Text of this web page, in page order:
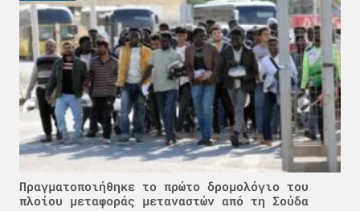
Πραγματοποιήθηκε το πρώτο δρομολόγιο του
πλοίου μεταφοράς μεταναστών από τη Σούδα